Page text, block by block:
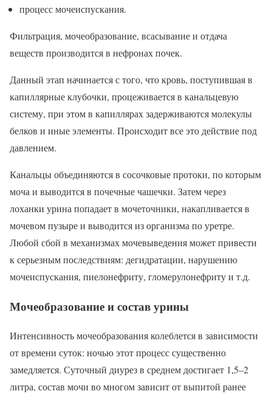
процесс мочеиспускания.
Фильтрация, мочеобразование, всасывание и отдача
веществ производится в нефронах почек.
Данный этап начинается с того, что кровь, поступившая в
капиллярные клубочки, процеживается в канальцевую
систему, при этом в капиллярах задерживаются молекулы
белков и иные элементы. Происходит все это действие под
давлением.
Канальцы объединяются в сосочковые протоки, по которым
моча и выводится в почечные чашечки. Затем через
лоханки урина попадает в мочеточники, накапливается в
мочевом пузыре и выводится из организма по уретре.
Любой сбой в механизмах мочевыведения может привести
к серьезным последствиям: дегидратации, нарушению
мочеиспускания, пиелонефриту, гломерулонефриту и т.д.
Мочеобразование и состав урины
Интенсивность мочеобразования колеблется в зависимости
от времени суток: ночью этот процесс существенно
замедляется. Суточный диурез в среднем достигает 1,5–2
литра, состав мочи во многом зависит от выпитой ранее